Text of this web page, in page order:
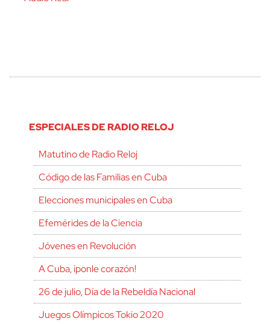
ESPECIALES DE RADIO RELOJ
Matutino de Radio Reloj
Código de las Familias en Cuba
Elecciones municipales en Cuba
Efemérides de la Ciencia
Jóvenes en Revolución
A Cuba, ¡ponle corazón!
26 de julio, Día de la Rebeldía Nacional
Juegos Olímpicos Tokio 2020